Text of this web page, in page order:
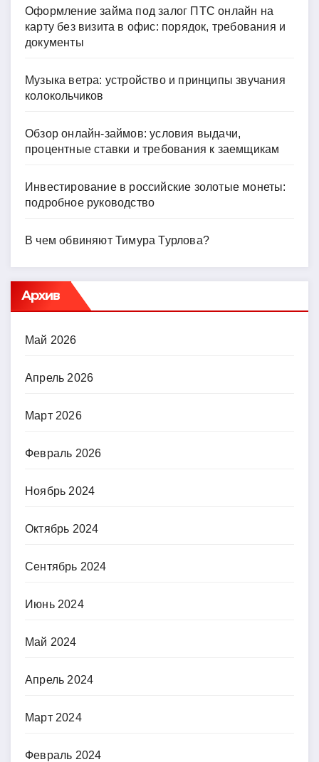
Оформление займа под залог ПТС онлайн на
карту без визита в офис: порядок, требования и
документы
Музыка ветра: устройство и принципы звучания
колокольчиков
Обзор онлайн-займов: условия выдачи,
процентные ставки и требования к заемщикам
Инвестирование в российские золотые монеты:
подробное руководство
В чем обвиняют Тимура Турлова?
Архив
Май 2026
Апрель 2026
Март 2026
Февраль 2026
Ноябрь 2024
Октябрь 2024
Сентябрь 2024
Июнь 2024
Май 2024
Апрель 2024
Март 2024
Февраль 2024